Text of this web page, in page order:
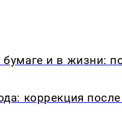
бумаге и в жизни:
коррекция